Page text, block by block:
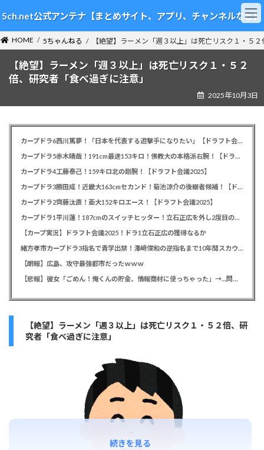
ン
テ
ン
ツ
ビ
ゲ
ー
シ
5ch.net公式アンテナ【まとめサイト、アプリ、チャンネルなど】
HOME 5ちゃんねる 【絶望】ラーメン「週３以上」は死亡リスク１・５
【絶望】ラーメン「週３以上」は死亡リスク１・５２
倍、研究者「食べ過ぎに注意」
2025年10月3日
カープドラ6西川篤夢！「日本を代表する遊撃手になりたい」【ドラフト会議2025】
カープドラ5赤木晴哉！191cm最速153キロ！佛教大の本格派右腕！【ドラフト会議2025】
カープドラ4工藤泰己！159キロ北の剛腕！【ドラフト会議2025】
カープドラ3勝田成！近畿大163cmセカンド！菊池涼介の後継者候補！【ドラフト会議2025】
カープドラ2齊藤汰直！亜大152キロエース！【ドラフト会議2025】
カープドラ1平川蓮！187cmのスイッチヒッター！立石正広を外し2度目の重複も新井監督がクジを引き当てる！【ドラフト会議2025】
【カープ実況】ドラフト会議2025！ドラ1立石正広の獲得なるか
緒方孝市カープドラ3指名で青学出禁！澤﨑俊和の逆指名まで10年間スカウト出禁
【朗報】広島、攻守最強都市だったｗｗｗ
【悲報】彼女「ごめん！俺くんの貯金、情報商材に使っちゃった」→…問い詰めたらギャン泣きされたんだが俺が悪いのか？
【絶望】ラーメン「週３以上」は死亡リスク１・５２倍、研
究者「食べ過ぎに注意」
続きを見る